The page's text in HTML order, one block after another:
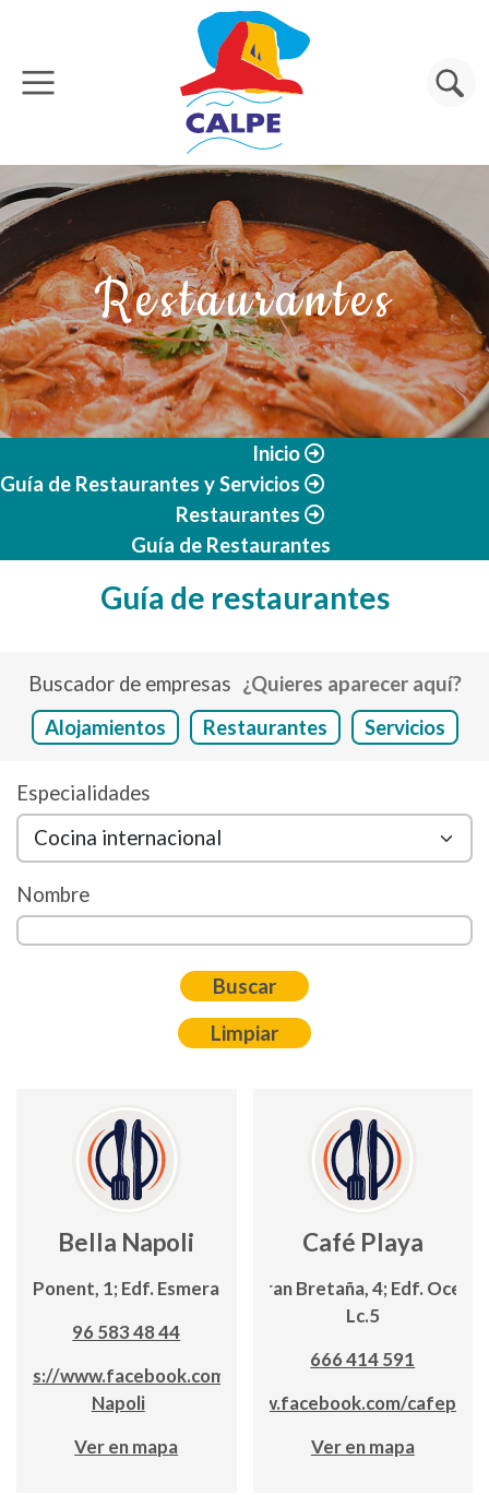
Pasar al contenido principal
Buscar
Restaurantes
Inicio
Guía de Restaurantes y Servicios
Restaurantes
Guía de Restaurantes
Guía de restaurantes
Buscador de empresas ¿Quieres aparecer aquí?
Alojamientos
Restaurantes Servicios
Especialidades
Nombre
Bella Napoli
C/ Ponent, 1; Edf. Esmeralda
96 583 48 44
www.facebook.com/Bella
Napoli
Ver en mapa
Café Playa
C/ Gran Bretaña, 4; Edf.
Lc.5
666 414 591
www.facebook.com/
Ver en mapa